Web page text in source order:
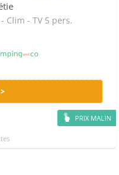
Clim - TV 5 pers.
PRIX MALIN